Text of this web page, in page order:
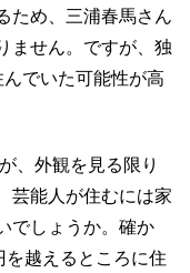
ため、三浦春馬さん
ません。ですが、独
でいた可能性が高
、外観を見る限り
芸能人が住むには家
でしょうか。確か
越えるところに住